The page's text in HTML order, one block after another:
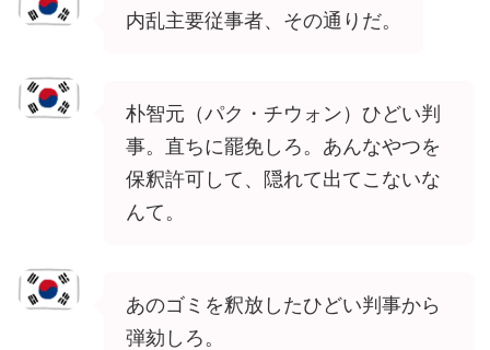
内乱主要従事者、その通りだ。
朴智元（パク・チウォン）ひどい判
事。直ちに罷免しろ。あんなやつを
保釈許可して、隠れて出てこないな
んて。
あのゴミを釈放したひどい判事から
弾劾しろ。